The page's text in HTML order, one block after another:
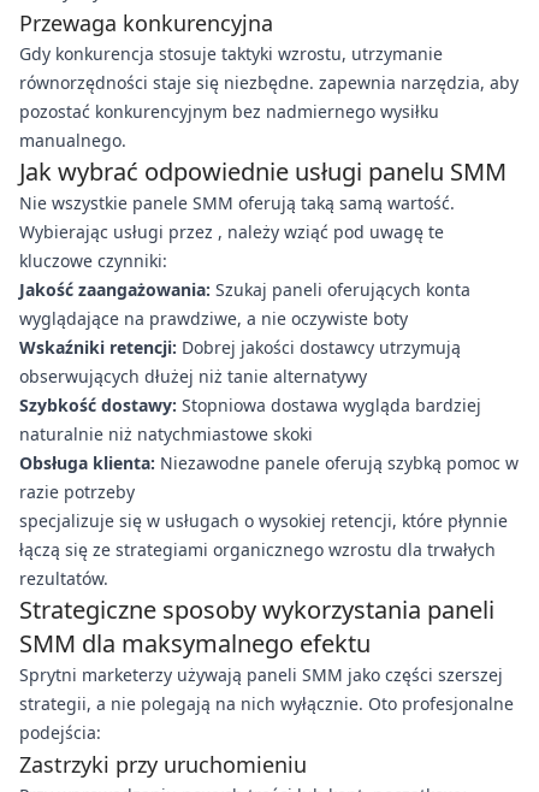
Przewaga konkurencyjna
Gdy konkurencja stosuje taktyki wzrostu, utrzymanie
równorzędności staje się niezbędne. zapewnia narzędzia, aby
pozostać konkurencyjnym bez nadmiernego wysiłku
manualnego.
Jak wybrać odpowiednie usługi panelu SMM
Nie wszystkie panele SMM oferują taką samą wartość.
Wybierając usługi przez , należy wziąć pod uwagę te
kluczowe czynniki:
Jakość zaangażowania: Szukaj paneli oferujących konta
wyglądające na prawdziwe, a nie oczywiste boty
Wskaźniki retencji: Dobrej jakości dostawcy utrzymują
obserwujących dłużej niż tanie alternatywy
Szybkość dostawy: Stopniowa dostawa wygląda bardziej
naturalnie niż natychmiastowe skoki
Obsługa klienta: Niezawodne panele oferują szybką pomoc w
razie potrzeby
specjalizuje się w usługach o wysokiej retencji, które płynnie
łączą się ze strategiami organicznego wzrostu dla trwałych
rezultatów.
Strategiczne sposoby wykorzystania paneli
SMM dla maksymalnego efektu
Sprytni marketerzy używają paneli SMM jako części szerszej
strategii, a nie polegają na nich wyłącznie. Oto profesjonalne
podejścia:
Zastrzyki przy uruchomieniu